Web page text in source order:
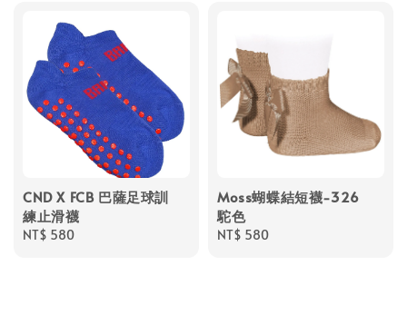
CND X FCB 巴薩足球訓
練止滑襪
Regular
NT$ 580
Moss蝴蝶結短襪-326
駝色
Regular
NT$ 580